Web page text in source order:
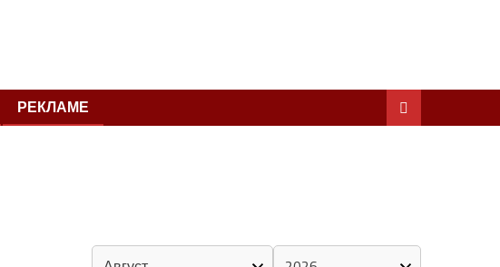
РЕКЛАМЕ